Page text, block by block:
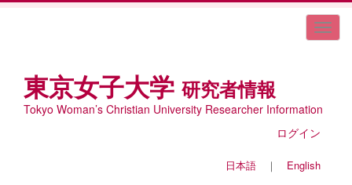
東京女子大学 研究者情報
Tokyo Woman’s Christian University Researcher Information
ログイン
日本語 ｜ English